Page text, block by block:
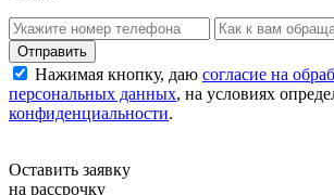
Нажимая кнопку, даю согласие на
персональных данных, на условиях
конфиденциальности.
Оставить заявку
на рассрочку